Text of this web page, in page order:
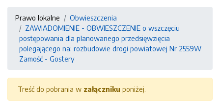
Prawo lokalne
Obwieszczenia
ZAWIADOMIENIE - OBWIESZCZENIE o wszczęciu
postępowania dla planowanego przedsięwzięcia
polegającego na: rozbudowie drogi powiatowej Nr 2559W
Zamość - Gostery
Treść do pobrania w załączniku poniżej.